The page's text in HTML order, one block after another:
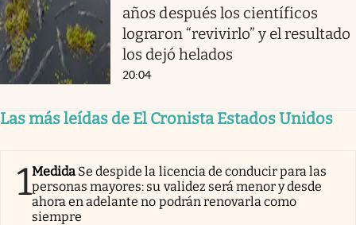
años después los científicos
lograron “revivirlo” y el resultado
los dejó helados
20:04
Las más leídas de El Cronista Estados Unidos
1Medida Se despide la licencia de conducir para las
personas mayores: su validez será menor y desde
ahora en adelante no podrán renovarla como
siempre